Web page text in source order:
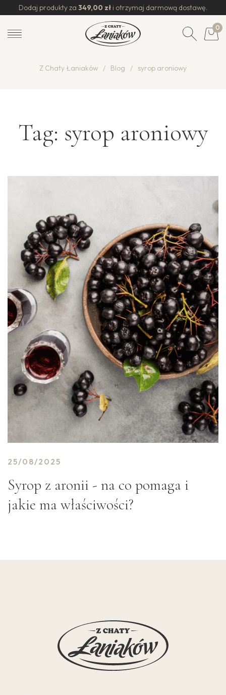
Dodaj produkty za 349,00 zł i otrzymaj darmową dostawę.
0
Z Chaty Łaniaków / Blog / syrop aroniowy
Tag: syrop aroniowy
25/08/2025
Syrop z aronii - na co pomaga i
jakie ma właściwości?